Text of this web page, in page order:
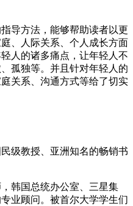
导方法，能够帮助读者以更
、人际关系、个人成长方面
人的诸多痛点，让年轻人不
孤独等。并且针对年轻人的
关系、沟通方式等给了切实
级教授、亚洲知名的畅销书
韩国总统办公室、三星集
业顾问。被首尔大学学生们